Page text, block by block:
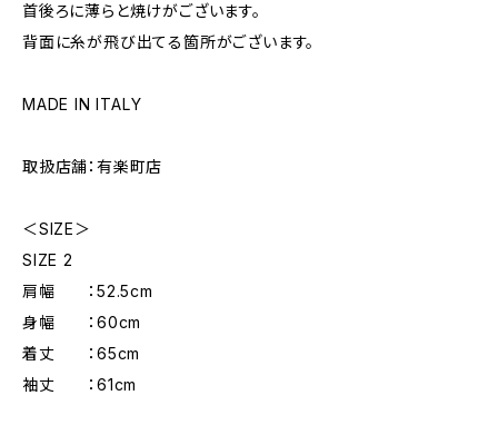
首後ろに薄らと焼けがございます。
背面に糸が飛び出てる箇所がございます。
MADE IN ITALY
取扱店舗：有楽町店
＜SIZE＞
SIZE 2
肩幅 ：52.5cm
身幅 ：60cm
着丈 ：65cm
袖丈 ：61cm